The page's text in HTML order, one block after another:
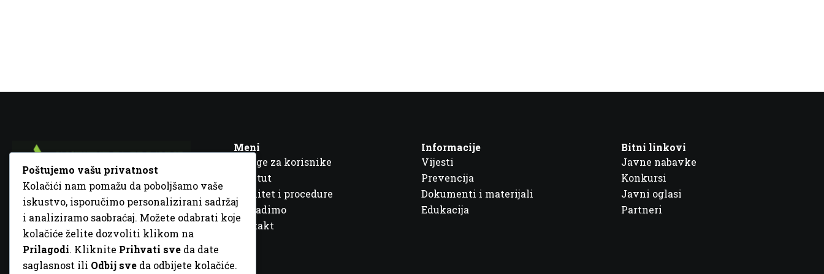
Fra Ivana Jukića br. 2, 72000 Zenica, BiH
+387 32 448 001
info@inz.ba
http://www.inz.ba
Meni
Usluge za korisnike
Institut
Kvalitet i procedure
Šta radimo
Kontakt
Informacije
Vijesti
Prevencija
Dokumenti i materijali
Edukacija
Bitni linkovi
Javne nabavke
Konkursi
Javni oglasi
Partneri
Poštujemo vašu privatnost
Kolačići nam pomažu da poboljšamo vaše
iskustvo, isporučimo personalizirani sadržaj
i analiziramo saobraćaj. Možete odabrati koje
kolačiće želite dozvoliti klikom na
Prilagodi. Kliknite Prihvati sve da date
saglasnost ili Odbij sve da odbijete kolačiće.